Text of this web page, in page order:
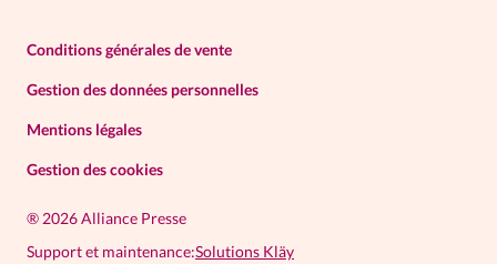
Conditions générales de vente
Gestion des données personnelles
Mentions légales
Gestion des cookies
® 2026 Alliance Presse
Support et maintenance:Solutions Kläy